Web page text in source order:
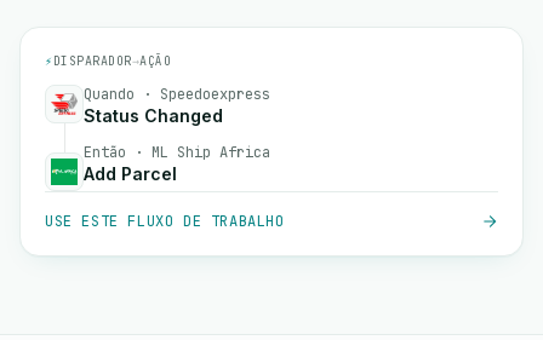
⚡ DISPARADOR→AÇÃO
Quando · Speedoexpress
Status Changed
Então · ML Ship Africa
Add Parcel
USE ESTE FLUXO DE TRABALHO